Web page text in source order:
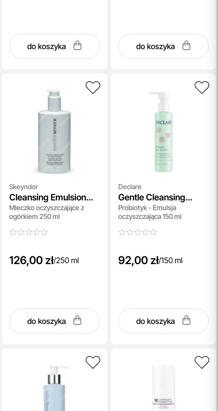
do koszyka do koszyka
Skeyndor
Cleansing Emulsion
with Cucumber
Mleczko oczyszczające z
ogórkiem 250 ml
126,00 zł/250 ml
do koszyka
Declare
Gentle Cleansing
Emulsion
Probiotyk - Emulsja
oczyszczająca 150 ml
92,00 zł/150 ml
do koszyka